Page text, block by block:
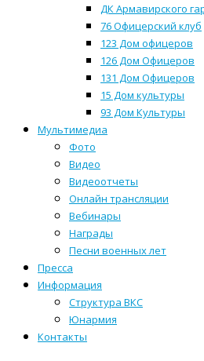
ДК Армавирского
76 Офицерский клуб
123 Дом офицеров
126 Дом Офицеров
131 Дом Офицеров
15 Дом культуры
93 Дом Культуры
Мультимедиа
Фото
Видео
Видеоотчеты
Онлайн трансляции
Вебинары
Награды
Песни военных лет
Пресса
Информация
Структура ВКС
Юнармия
Контакты